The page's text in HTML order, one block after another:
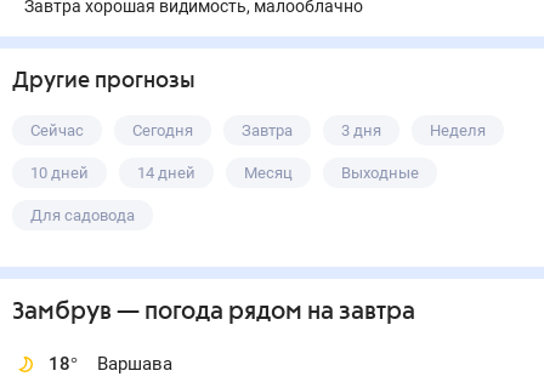
Завтра хорошая видимость, малооблачно
Другие прогнозы
Сейчас Сегодня Завтра 3 дня Неделя
10 дней 14 дней Месяц Выходные
Для садовода
Замбрув — погода рядом на завтра
18° Варшава